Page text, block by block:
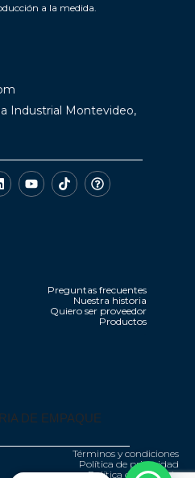
a la medida.
Industrial Montevideo,
Preguntas frecuentes
Nuestra historia
Quiero ser proveedor
Productos
Términos y condiciones
Política de privacidad
Política de garantía